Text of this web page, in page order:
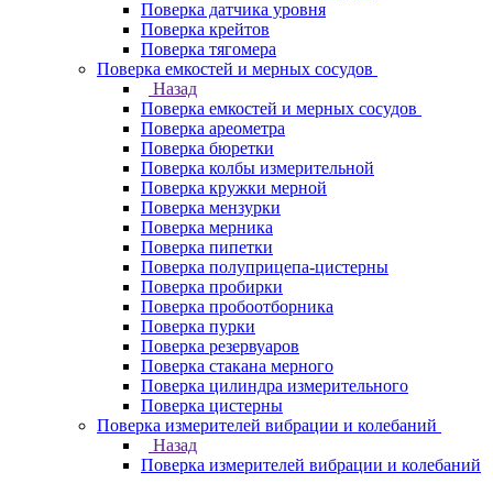
Поверка датчика уровня
Поверка крейтов
Поверка тягомера
Поверка емкостей и мерных сосудов
Назад
Поверка емкостей и мерных сосудов
Поверка ареометра
Поверка бюретки
Поверка колбы измерительной
Поверка кружки мерной
Поверка мензурки
Поверка мерника
Поверка пипетки
Поверка полуприцепа-цистерны
Поверка пробирки
Поверка пробоотборника
Поверка пурки
Поверка резервуаров
Поверка стакана мерного
Поверка цилиндра измерительного
Поверка цистерны
Поверка измерителей вибрации и колебаний
Назад
Поверка измерителей вибрации и колебаний